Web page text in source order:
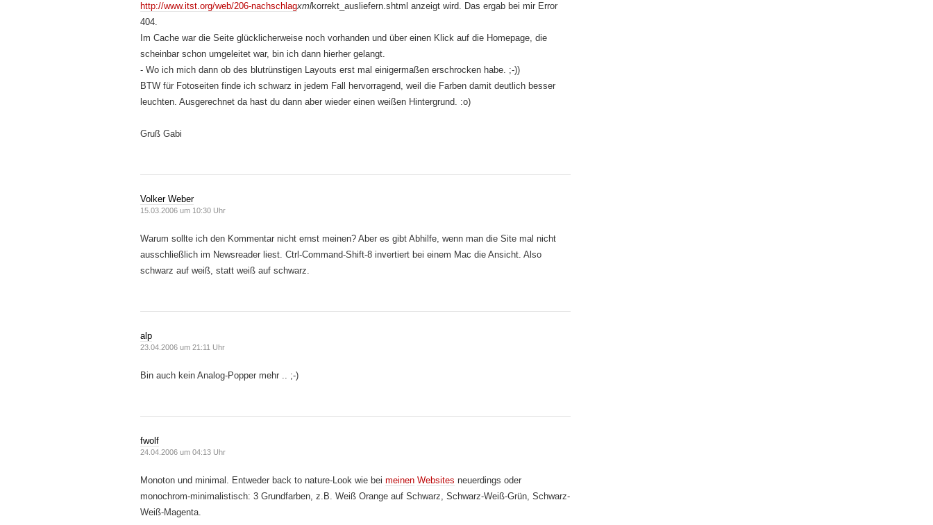
http://www.itst.org/web/206-nachschlagxmlkorrekt_ausliefern.shtml anzeigt wird. Das ergab bei mir Error
404.
Im Cache war die Seite glücklicherweise noch vorhanden und über einen Klick auf die Homepage, die
scheinbar schon umgeleitet war, bin ich dann hierher gelangt.
- Wo ich mich dann ob des blutrünstigen Layouts erst mal einigermaßen erschrocken habe. ;-))
BTW für Fotoseiten finde ich schwarz in jedem Fall hervorragend, weil die Farben damit deutlich besser
leuchten. Ausgerechnet da hast du dann aber wieder einen weißen Hintergrund. :o)
Gruß Gabi
Volker Weber
15.03.2006 um 10:30 Uhr
Warum sollte ich den Kommentar nicht ernst meinen? Aber es gibt Abhilfe, wenn man die Site mal nicht
ausschließlich im Newsreader liest. Ctrl-Command-Shift-8 invertiert bei einem Mac die Ansicht. Also
schwarz auf weiß, statt weiß auf schwarz.
alp
23.04.2006 um 21:11 Uhr
Bin auch kein Analog-Popper mehr .. ;-)
fwolf
24.04.2006 um 04:13 Uhr
Monoton und minimal. Entweder back to nature-Look wie bei meinen Websites neuerdings oder
monochrom-minimalistisch: 3 Grundfarben, z.B. Weiß Orange auf Schwarz, Schwarz-Weiß-Grün, Schwarz-
Weiß-Magenta.